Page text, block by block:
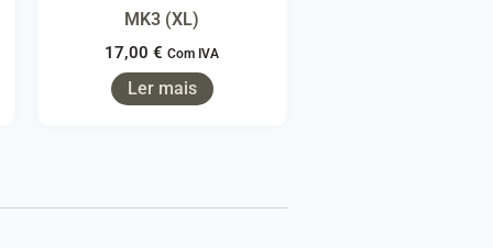
MK3 (XL)
17,00€ Com IVA
Ler mais